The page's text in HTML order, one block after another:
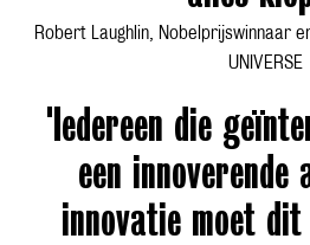
Robert Laughlin, Nobelprijswinnaar en
UNIVERSE
'Iedereen die
een innoverende
innovatie moet